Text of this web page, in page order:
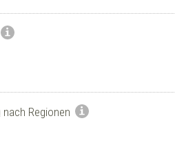
nach Regionen